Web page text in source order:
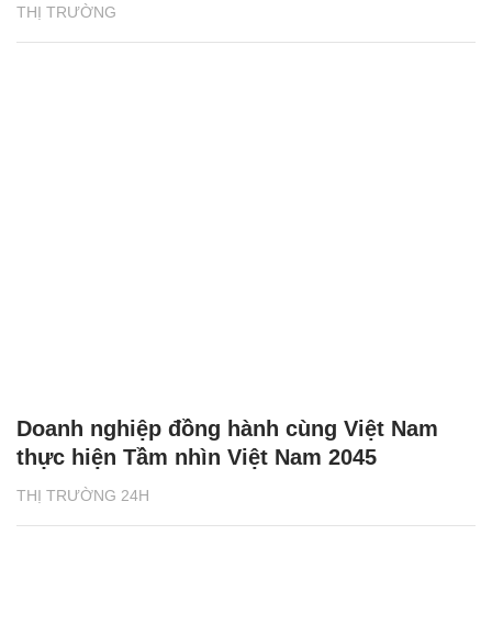
THỊ TRƯỜNG
THỊ TRƯỜNG 24H
Doanh nghiệp đồng hành cùng Việt Nam
thực hiện Tầm nhìn Việt Nam 2045